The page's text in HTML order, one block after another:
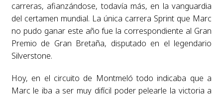
carreras, afianzándose, todavía más, en la vanguardia
del certamen mundial. La única carrera Sprint que Marc
no pudo ganar este año fue la correspondiente al Gran
Premio de Gran Bretaña, disputado en el legendario
Silverstone.
Hoy, en el circuito de Montmeló todo indicaba que a
Marc le iba a ser muy difícil poder pelearle la victoria a